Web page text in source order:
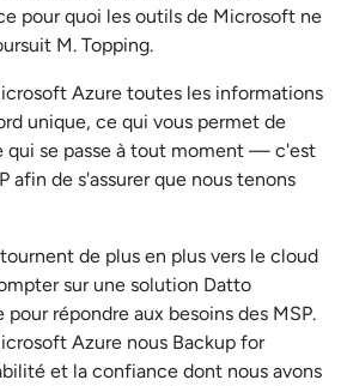
pour quoi les outils de Microsoft ne
M. Topping.
Azure toutes les informations
unique, ce qui vous permet de
qui se passe à tout moment — c'est
afin de s'assurer que nous tenons
de plus en plus vers le cloud
sur une solution Datto
répondre aux besoins des MSP.
Azure nous Backup for
et la confiance dont nous avons